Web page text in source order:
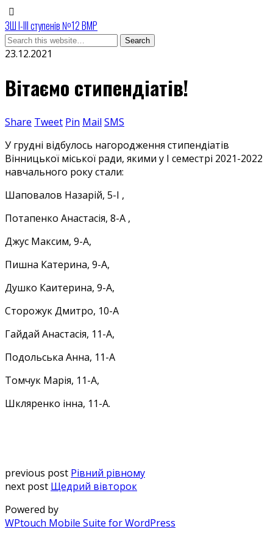
ЗШ І-ІІІ ступенів №12 ВМР
23.12.2021
Вітаємо стипендіатів!
Share Tweet Pin Mail SMS
У грудні відбулось нагородження стипендіатів
Вінницької міської ради, якими у І семестрі 2021-2022
навчального року стали:
Шаповалов Назарій, 5-І ,
Потапенко Анастасія, 8-А ,
Джус Максим, 9-А,
Пишна Катерина, 9-А,
Душко Каитерина, 9-А,
Сторожук Дмитро, 10-А
Гайдай Анастасія, 11-А,
Подольська Анна, 11-А
Томчук Марія, 11-А,
Шкляренко інна, 11-А.
previous post Рівний рівному
next post Щедрий вівторок
Powered by
WPtouch Mobile Suite for WordPress